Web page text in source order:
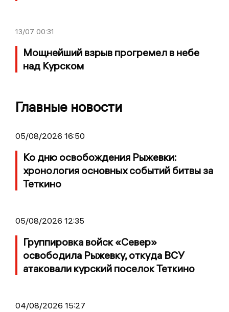
13/07 00:31
Мощнейший взрыв прогремел в небе
над Курском
Главные новости
05/08/2026 16:50
Ко дню освобождения Рыжевки:
хронология основных событий битвы за
Теткино
05/08/2026 12:35
Группировка войск «Север»
освободила Рыжевку, откуда ВСУ
атаковали курский поселок Теткино
04/08/2026 15:27